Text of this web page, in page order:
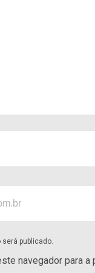
publicado.
navegador para a